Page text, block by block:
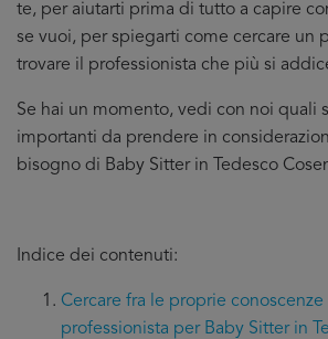
te, per aiutarti prima di tutto a capire
se vuoi, per spiegarti come cercare un
trovare il professionista che più si
Se hai un momento, vedi con noi quali
importanti da prendere in
bisogno di Baby Sitter in Tedesco
Indice dei contenuti:
Cercare fra le proprie
professionista per Baby Sitter in